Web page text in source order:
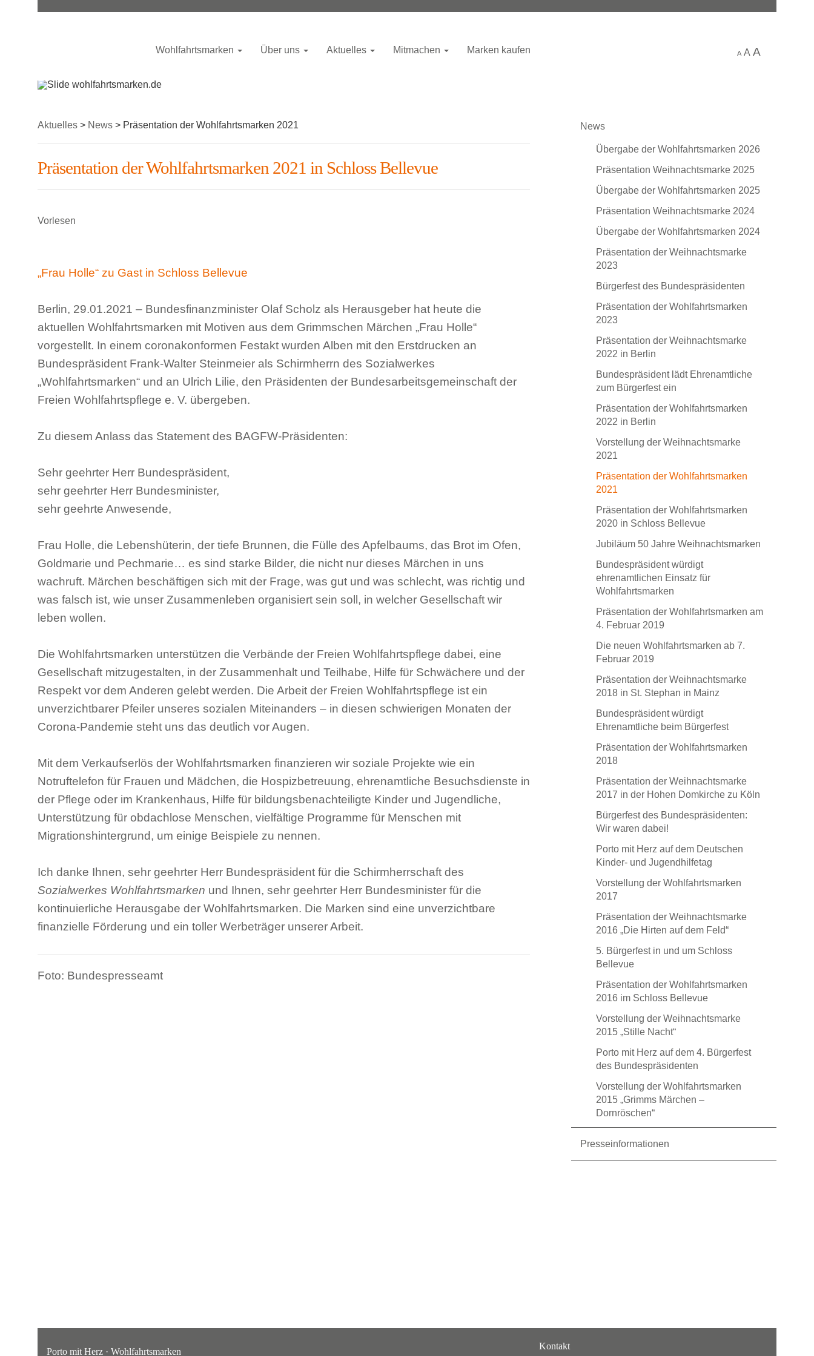
Wohlfahrtsmarken Über uns Aktuelles Mitmachen Marken kaufen A A A
Aktuelles > News > Präsentation der Wohlfahrtsmarken 2021
Präsentation der Wohlfahrtsmarken 2021 in Schloss Bellevue
Vorlesen
„Frau Holle“ zu Gast in Schloss Bellevue
Berlin, 29.01.2021 – Bundesfinanzminister Olaf Scholz als Herausgeber hat heute die
aktuellen Wohlfahrtsmarken mit Motiven aus dem Grimmschen Märchen „Frau Holle“
vorgestellt. In einem coronakonformen Festakt wurden Alben mit den Erstdrucken an
Bundespräsident Frank-Walter Steinmeier als Schirmherrn des Sozialwerkes
„Wohlfahrtsmarken“ und an Ulrich Lilie, den Präsidenten der Bundesarbeitsgemeinschaft der
Freien Wohlfahrtspflege e. V. übergeben.
Zu diesem Anlass das Statement des BAGFW-Präsidenten:
Sehr geehrter Herr Bundespräsident,
sehr geehrter Herr Bundesminister,
sehr geehrte Anwesende,
Frau Holle, die Lebenshüterin, der tiefe Brunnen, die Fülle des Apfelbaums, das Brot im Ofen,
Goldmarie und Pechmarie… es sind starke Bilder, die nicht nur dieses Märchen in uns
wachruft. Märchen beschäftigen sich mit der Frage, was gut und was schlecht, was richtig und
was falsch ist, wie unser Zusammenleben organisiert sein soll, in welcher Gesellschaft wir
leben wollen.
Die Wohlfahrtsmarken unterstützen die Verbände der Freien Wohlfahrtspflege dabei, eine
Gesellschaft mitzugestalten, in der Zusammenhalt und Teilhabe, Hilfe für Schwächere und der
Respekt vor dem Anderen gelebt werden. Die Arbeit der Freien Wohlfahrtspflege ist ein
unverzichtbarer Pfeiler unseres sozialen Miteinanders – in diesen schwierigen Monaten der
Corona-Pandemie steht uns das deutlich vor Augen.
Mit dem Verkaufserlös der Wohlfahrtsmarken finanzieren wir soziale Projekte wie ein
Notruftelefon für Frauen und Mädchen, die Hospizbetreuung, ehrenamtliche Besuchsdienste in
der Pflege oder im Krankenhaus, Hilfe für bildungsbenachteiligte Kinder und Jugendliche,
Unterstützung für obdachlose Menschen, vielfältige Programme für Menschen mit
Migrationshintergrund, um einige Beispiele zu nennen.
Ich danke Ihnen, sehr geehrter Herr Bundespräsident für die Schirmherrschaft des
Sozialwerkes Wohlfahrtsmarken und Ihnen, sehr geehrter Herr Bundesminister für die
kontinuierliche Herausgabe der Wohlfahrtsmarken. Die Marken sind eine unverzichtbare
finanzielle Förderung und ein toller Werbeträger unserer Arbeit.
Foto: Bundespresseamt
News
Übergabe der Wohlfahrtsmarken 2026
Präsentation Weihnachtsmarke 2025
Übergabe der Wohlfahrtsmarken 2025
Präsentation Weihnachtsmarke 2024
Übergabe der Wohlfahrtsmarken 2024
Präsentation der Weihnachtsmarke
2023
Bürgerfest des Bundespräsidenten
Präsentation der Wohlfahrtsmarken
2023
Präsentation der Weihnachtsmarke
2022 in Berlin
Bundespräsident lädt Ehrenamtliche
zum Bürgerfest ein
Präsentation der Wohlfahrtsmarken
2022 in Berlin
Vorstellung der Weihnachtsmarke
2021
Präsentation der Wohlfahrtsmarken
2021
Präsentation der Wohlfahrtsmarken
2020 in Schloss Bellevue
Jubiläum 50 Jahre Weihnachtsmarken
Bundespräsident würdigt
ehrenamtlichen Einsatz für
Wohlfahrtsmarken
Präsentation der Wohlfahrtsmarken am
4. Februar 2019
Die neuen Wohlfahrtsmarken ab 7.
Februar 2019
Präsentation der Weihnachtsmarke
2018 in St. Stephan in Mainz
Bundespräsident würdigt
Ehrenamtliche beim Bürgerfest
Präsentation der Wohlfahrtsmarken
2018
Präsentation der Weihnachtsmarke
2017 in der Hohen Domkirche zu Köln
Bürgerfest des Bundespräsidenten:
Wir waren dabei!
Porto mit Herz auf dem Deutschen
Kinder- und Jugendhilfetag
Vorstellung der Wohlfahrtsmarken
2017
Präsentation der Weihnachtsmarke
2016 „Die Hirten auf dem Feld“
5. Bürgerfest in und um Schloss
Bellevue
Präsentation der Wohlfahrtsmarken
2016 im Schloss Bellevue
Vorstellung der Weihnachtsmarke
2015 „Stille Nacht“
Porto mit Herz auf dem 4. Bürgerfest
des Bundespräsidenten
Vorstellung der Wohlfahrtsmarken
2015 „Grimms Märchen –
Dornröschen“
Presseinformationen
Porto mit Herz · Wohlfahrtsmarken
Kontakt